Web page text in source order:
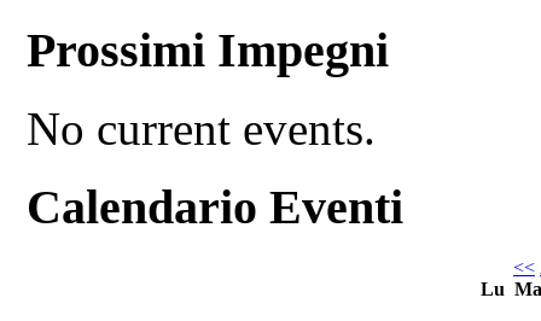
Prossimi Impegni
No current events.
Calendario Eventi
<<
Lu